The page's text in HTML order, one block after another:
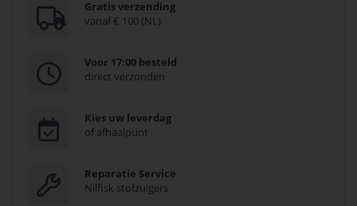
Gratis verzending
vanaf € 100 (NL)
Voor 17:00 besteld
direct verzonden
Kies uw leverdag
of afhaalpunt
Reparatie Service
Nilfisk stofzuigers